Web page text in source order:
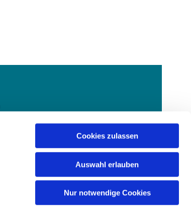
Cookies zulassen
Auswahl erlauben
Nur notwendige Cookies